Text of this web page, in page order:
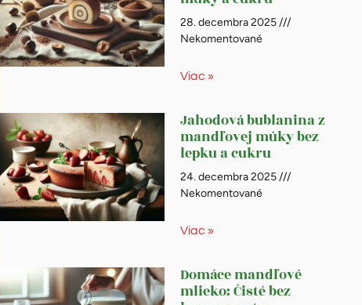
28. decembra 2025
Nekomentované
Viac »
Jahodová bublanina z
mandľovej múky bez
lepku a cukru
24. decembra 2025
Nekomentované
Viac »
Domáce mandľové
mlieko: Čisté bez